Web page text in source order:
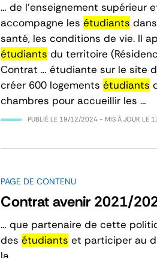
… de l’enseignement supérieur
accompagne les étudiants
santé, les conditions de vie. Il
étudiants du territoire
Contrat … étudiante sur le site
créer 600 logements étudiants
chambres pour accueillir les …
PUBLIÉ LE 19/12/2024 - MIS À JOUR LE
PAGE DE CONTENU
Contrat avenir 2021/
… que partenaire de cette
des étudiants et participer au